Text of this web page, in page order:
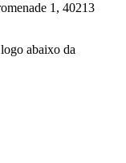
1, 40213
abaixo da